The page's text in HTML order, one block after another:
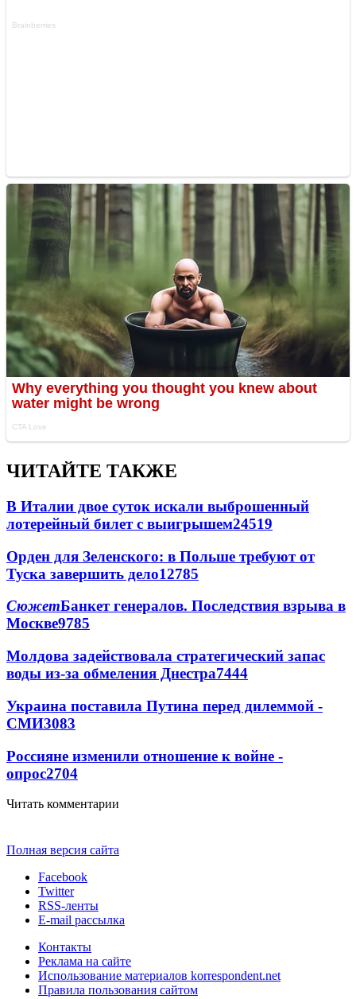
ЧИТАЙТЕ ТАКЖЕ
В Италии двое суток искали выброшенный
лотерейный билет с выигрышем24519
Орден для Зеленского: в Польше требуют от
Туска завершить дело12785
СюжетБанкет генералов. Последствия взрыва в
Москве9785
Молдова задействовала стратегический запас
воды из-за обмеления Днестра7444
Украина поставила Путина перед дилеммой -
СМИ3083
Россияне изменили отношение к войне -
опрос2704
Читать комментарии
Полная версия сайта
Facebook
Twitter
RSS-ленты
E-mail рассылка
Контакты
Реклама на сайте
Использование материалов korrespondent.net
Правила пользования сайтом